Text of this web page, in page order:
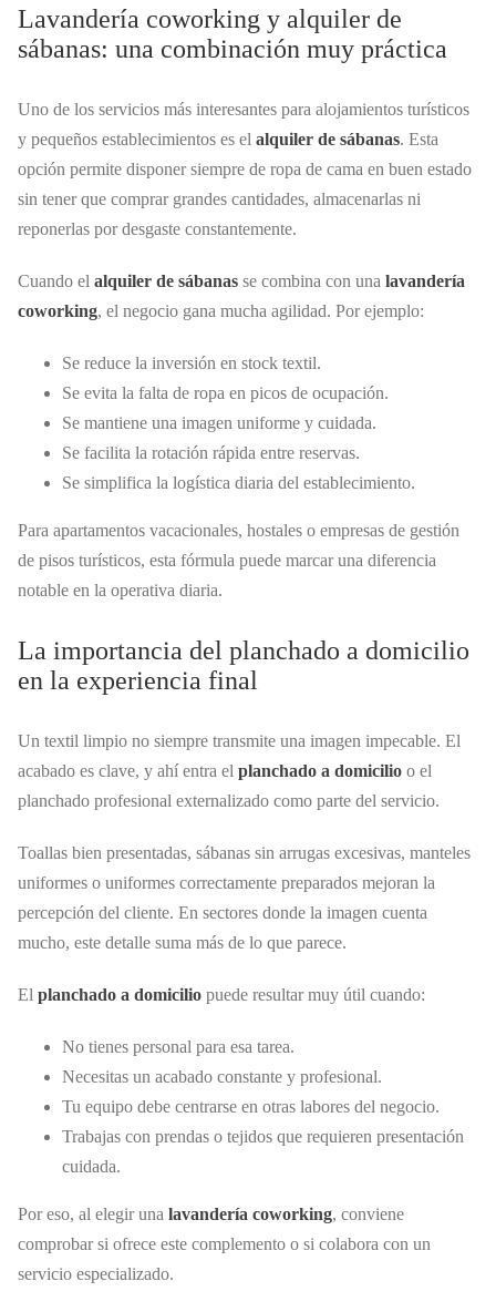
Lavandería coworking y alquiler de
sábanas: una combinación muy práctica
Uno de los servicios más interesantes para alojamientos turísticos
y pequeños establecimientos es el alquiler de sábanas. Esta
opción permite disponer siempre de ropa de cama en buen estado
sin tener que comprar grandes cantidades, almacenarlas ni
reponerlas por desgaste constantemente.
Cuando el alquiler de sábanas se combina con una lavandería
coworking, el negocio gana mucha agilidad. Por ejemplo:
Se reduce la inversión en stock textil.
Se evita la falta de ropa en picos de ocupación.
Se mantiene una imagen uniforme y cuidada.
Se facilita la rotación rápida entre reservas.
Se simplifica la logística diaria del establecimiento.
Para apartamentos vacacionales, hostales o empresas de gestión
de pisos turísticos, esta fórmula puede marcar una diferencia
notable en la operativa diaria.
La importancia del planchado a domicilio
en la experiencia final
Un textil limpio no siempre transmite una imagen impecable. El
acabado es clave, y ahí entra el planchado a domicilio o el
planchado profesional externalizado como parte del servicio.
Toallas bien presentadas, sábanas sin arrugas excesivas, manteles
uniformes o uniformes correctamente preparados mejoran la
percepción del cliente. En sectores donde la imagen cuenta
mucho, este detalle suma más de lo que parece.
El planchado a domicilio puede resultar muy útil cuando:
No tienes personal para esa tarea.
Necesitas un acabado constante y profesional.
Tu equipo debe centrarse en otras labores del negocio.
Trabajas con prendas o tejidos que requieren presentación
cuidada.
Por eso, al elegir una lavandería coworking, conviene
comprobar si ofrece este complemento o si colabora con un
servicio especializado.